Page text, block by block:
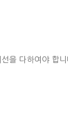
을 다하여야 합니